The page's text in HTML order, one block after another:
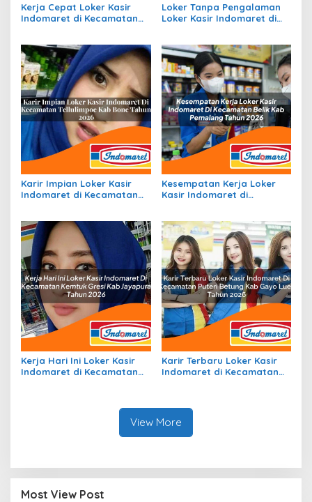
Kerja Cepat Loker Kasir
Indomaret di Kecamatan
Loker Tanpa Pengalaman
Loker Kasir Indomaret di
Karir Impian Loker Kasir
Indomaret di Kecamatan
Kesempatan Kerja Loker
Kasir Indomaret di
Kerja Hari Ini Loker Kasir
Indomaret di Kecamatan
Karir Terbaru Loker Kasir
Indomaret di Kecamatan
View More
Most View Post